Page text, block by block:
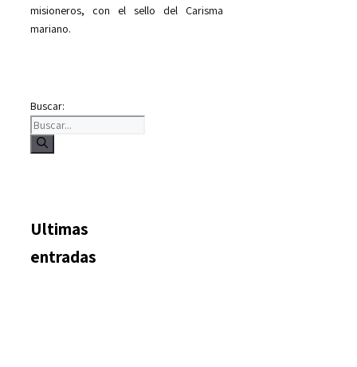
misioneros, con el sello del Carisma
mariano.
Buscar:
Ultimas
entradas